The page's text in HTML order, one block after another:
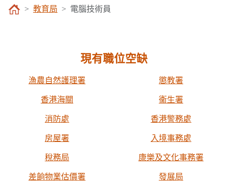
教育局 電腦技術員
現有職位空缺
漁農自然護理署 懲教署
香港海關 衞生署
消防處 香港警務處
房屋署 入境事務處
稅務局 康樂及文化事務署
差餉物業估價署 發展局